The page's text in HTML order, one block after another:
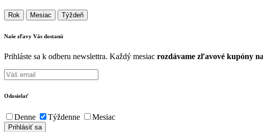
Rok Mesiac Týždeň
Naše zľavy Vás dostanú
Prihláste sa k odberu newslettra. Každý mesiac rozdávame zľavové kupóny
Odosielať
Denne Týždenne Mesiac